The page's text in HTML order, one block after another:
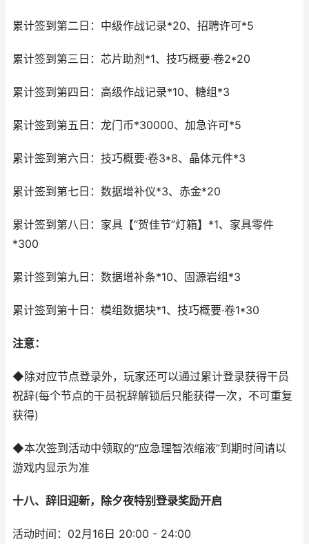
累计签到第二日：中级作战记录*20、招聘许可*5
累计签到第三日：芯片助剂*1、技巧概要·卷2*20
累计签到第四日：高级作战记录*10、糖组*3
累计签到第五日：龙门币*30000、加急许可*5
累计签到第六日：技巧概要·卷3*8、晶体元件*3
累计签到第七日：数据增补仪*3、赤金*20
累计签到第八日：家具【“贺佳节”灯箱】*1、家具零件
*300
累计签到第九日：数据增补条*10、固源岩组*3
累计签到第十日：模组数据块*1、技巧概要·卷1*30
注意：
◆除对应节点登录外，玩家还可以通过累计登录获得干员
祝辞(每个节点的干员祝辞解锁后只能获得一次，不可重复
获得)
◆本次签到活动中领取的“应急理智浓缩液”到期时间请以
游戏内显示为准
十八、辞旧迎新，除夕夜特别登录奖励开启
活动时间：02月16日 20:00 - 24:00